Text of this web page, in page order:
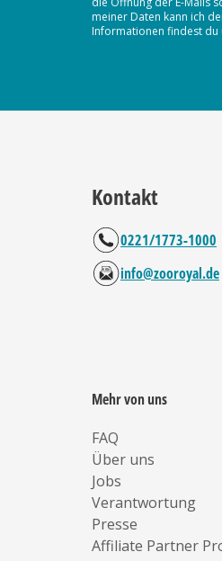
meiner Daten kann ich
Informationen findest
Kontakt
0221/1773-1000
info@zooroyal.de
Mehr von uns
FAQ
Über uns
Jobs
Verantwortung
Presse
Affiliate Partner